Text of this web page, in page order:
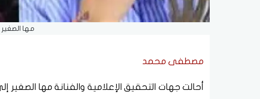
مها الصغير
مصطفى محمد
أحالت جهات التحقيق الإعلامية والفنانة مها